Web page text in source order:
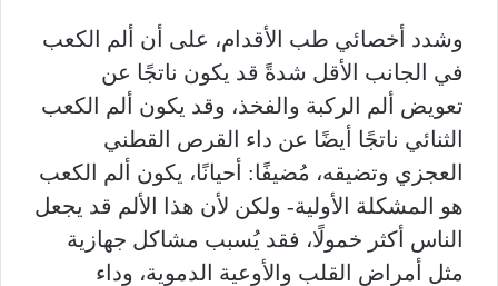
وشدد أخصائي طب الأقدام، على أن ألم الكعب
في الجانب الأقل شدةً قد يكون ناتجًا عن
تعويض ألم الركبة والفخذ، وقد يكون ألم الكعب
الثنائي ناتجًا أيضًا عن داء القرص القطني
العجزي وتضيقه، مُضيفًا: أحيانًا، يكون ألم الكعب
هو المشكلة الأولية- ولكن لأن هذا الألم قد يجعل
الناس أكثر خمولًا، فقد يُسبب مشاكل جهازية
مثل أمراض القلب والأوعية الدموية، وداء